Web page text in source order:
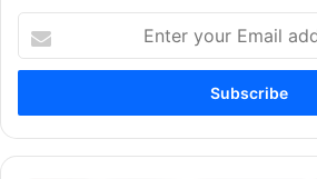
your
Email